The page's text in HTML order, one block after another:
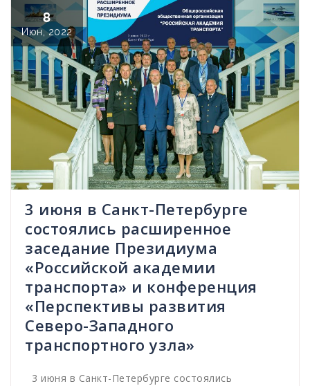
8
Июн, 2022
3 июня в Санкт-Петербурге
состоялись расширенное
заседание Президиума
«Российской академии
транспорта» и конференция
«Перспективы развития
Северо-Западного
транспортного узла»
3 июня в Санкт-Петербурге состоялись